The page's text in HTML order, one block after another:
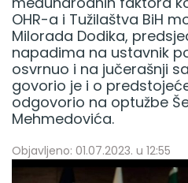
OHR-a i Tužilaštva BiH
Milorada Dodika,
napadima na ustavnik
osvrnuo i na jučerašnji
govorio je i o
odgovorio na optužbe
Mehmedovića.
Objavljeno: 01.07.2023. u 12:55